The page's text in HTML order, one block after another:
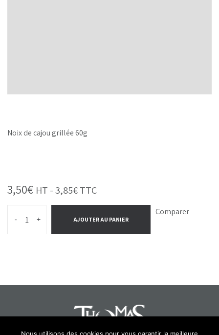
Noix de cajou grillée 60g
3,50€ HT -3,85€TTC
- + AJOUTER AU PANIER
Comparer